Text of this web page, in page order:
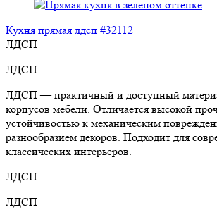
Кухня прямая лдсп #32112
ЛДСП
ЛДСП
ЛДСП — практичный и доступный
корпусов мебели. Отличается высокой
устойчивостью к механическим
разнообразием декоров. Подходит для
классических интерьеров.
ЛДСП
ЛДСП